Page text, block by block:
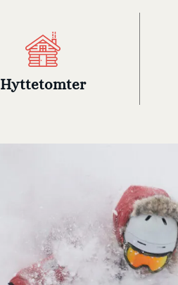
Hyttetomter